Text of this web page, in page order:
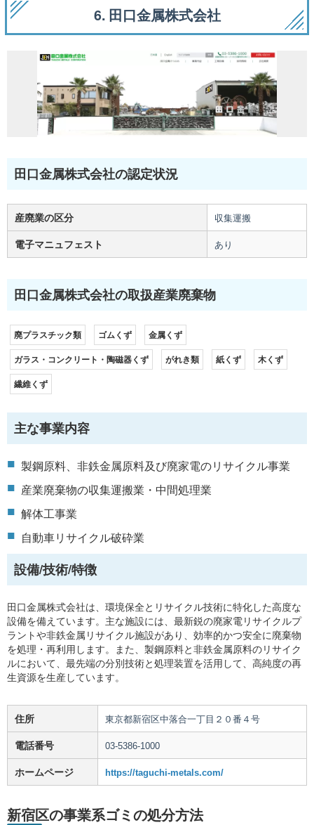
6. 田口金属株式会社
田口金属株式会社の認定状況
産廃業の区分 収集運搬
電子マニュフェスト あり
田口金属株式会社の取扱産業廃棄物
廃プラスチック類 ゴムくず
金属くず
ガラス・コンクリート・陶磁器くず
がれき類 紙くず
木くず
繊維くず
主な事業内容
製鋼原料、非鉄金属原料及び廃家電のリサイクル事業
産業廃棄物の収集運搬業・中間処理業
解体工事業
自動車リサイクル破砕業
設備/技術/特徴
田口金属株式会社は、環境保全とリサイクル技術に特化した高度な
設備を備えています。主な施設には、最新鋭の廃家電リサイクルプ
ラントや非鉄金属リサイクル施設があり、効率的かつ安全に廃棄物
を処理・再利用します。また、製鋼原料と非鉄金属原料のリサイク
ルにおいて、最先端の分別技術と処理装置を活用して、高純度の再
生資源を生産しています。
住所 東京都新宿区中落合一丁目２０番４号
電話番号 03-5386-1000
ホームページ https://taguchi-metals.com/
新宿区の事業系ゴミの処分方法